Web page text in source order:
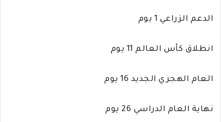
الدعم الزراعي 1 يوم
انطلاق كأس العالم 11 يوم
العام الهجري الجديد 16 يوم
نهاية العام الدراسي 26 يوم